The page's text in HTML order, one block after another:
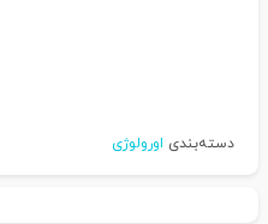
دسته‌بندی اورولوژی